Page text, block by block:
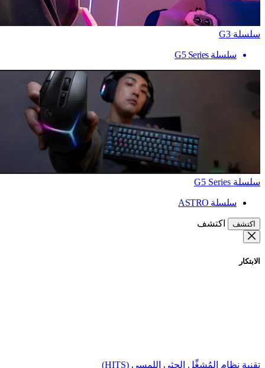
سلسلة G3
سلسلة G5 Series
سلسلة G5 Series
سلسلة ASTRO
اكتشف اكتشف
الابتكار
تقنية نظام المُشغِّل الحثي اللمسي (HITS)